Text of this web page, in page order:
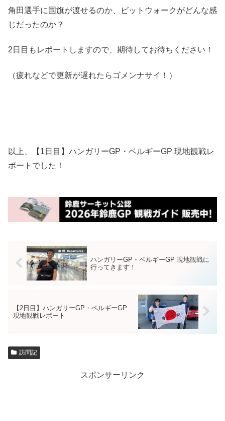
角田選手に国旗が渡せるのか、ピットウォークがどんな感
じだったのか？
2日目もレポートしますので、期待してお待ちください！
（疲れなどで更新が遅れたらゴメンナサイ！）
以上、【1日目】ハンガリーGP・ベルギーGP 現地観戦レ
ポートでした！
ハンガリーGP・ベルギーGP 現地観戦に
行ってきます！
【2日目】ハンガリーGP・ベルギーGP
現地観戦レポート
訪問記
スポンサーリンク